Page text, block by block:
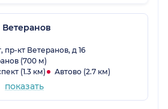
пр-кт Ветеранов, д 16
(700 м)
(1.3 км)
Автово (2.7 км)
показать